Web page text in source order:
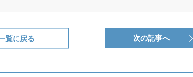
次の記事へ
覧に戻る